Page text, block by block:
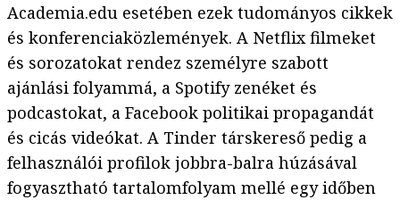
Academia.edu esetében ezek tudományos cikkek
és konferenciaközlemények. A Netflix filmeket
és sorozatokat rendez személyre szabott
ajánlási folyammá, a Spotify zenéket és
podcastokat, a Facebook politikai propagandát
és cicás videókat. A Tinder társkereső pedig a
felhasználói profilok jobbra-balra húzásával
fogyasztható tartalomfolyam mellé egy időben